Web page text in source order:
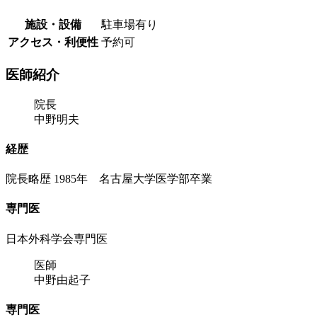
施設・設備
駐車場有り
アクセス・利便性 予約可
医師紹介
院長
中野明夫
経歴
院長略歴 1985年 名古屋大学医学部卒業
専門医
日本外科学会専門医
医師
中野由起子
専門医